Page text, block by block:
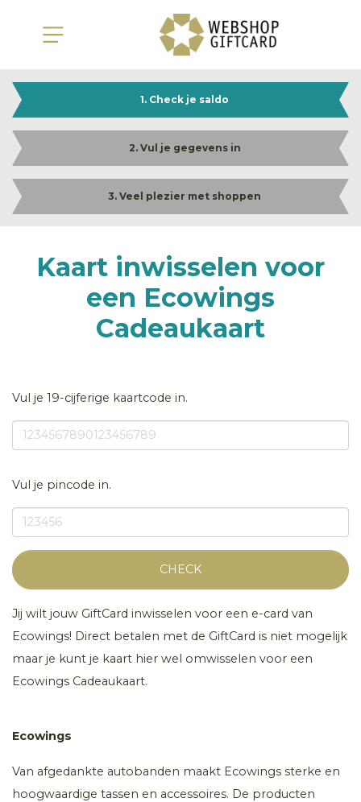
1. Check je saldo
2. Vul je gegevens in
3. Veel plezier met shoppen
Kaart inwisselen voor
een Ecowings
Cadeaukaart
Vul je 19-cijferige kaartcode in.
Vul je pincode in.
CHECK
Jij wilt jouw GiftCard inwisselen voor een e-card van
Ecowings! Direct betalen met de GiftCard is niet mogelijk
maar je kunt je kaart hier wel omwisselen voor een
Ecowings Cadeaukaart.
Ecowings
Van afgedankte autobanden maakt Ecowings sterke en
hoogwaardige tassen en accessoires. De producten